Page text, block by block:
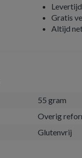
Gratis
Altijd
55 gram
Overig
Glutenvrij